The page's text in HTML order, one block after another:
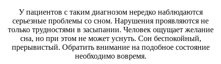
У пациентов с таким диагнозом нередко наблюдаются
серьезные проблемы со сном. Нарушения проявляются не
только трудностями в засыпании. Человек ощущает желание
сна, но при этом не может уснуть. Сон беспокойный,
прерывистый. Обратить внимание на подобное состояние
необходимо вовремя.